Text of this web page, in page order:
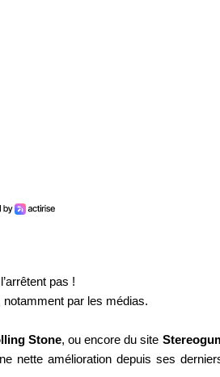
pas !
par les médias.
Stone, ou encore du site
nette amélioration depuis ses